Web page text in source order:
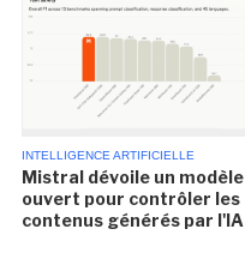
INTELLIGENCE ARTIFICIELLE
Mistral dévoile un modèle
ouvert pour contrôler les
contenus générés par l'IA